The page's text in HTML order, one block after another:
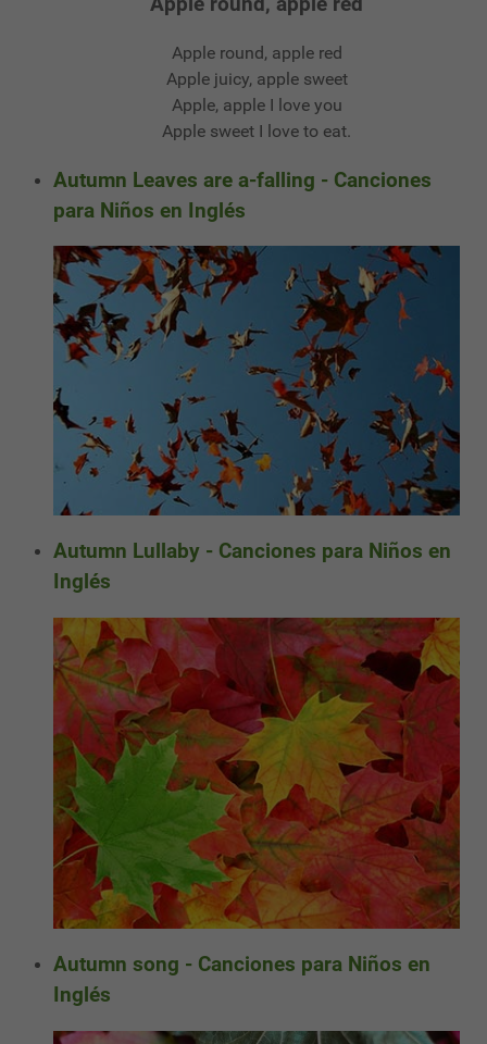
Apple round, apple red
Apple juicy, apple sweet
Apple, apple I love you
Apple sweet I love to eat.
Autumn Leaves are a-falling - Canciones
para Niños en Inglés
Autumn Lullaby - Canciones para Niños en
Inglés
Autumn song - Canciones para Niños en
Inglés